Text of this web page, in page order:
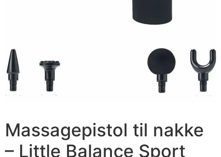
Massagepistol til nakke
– Little Balance Sport